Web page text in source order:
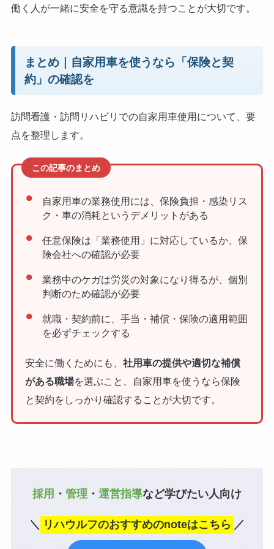
働く人が一緒に安全を守る意識を持つことが大切です。
まとめ｜自家用車を使うなら「保険と契
約」の確認を
訪問看護・訪問リハビリでの自家用車使用について、要
点を整理します。
この記事のまとめ
自家用車の業務使用には、保険負担・感染リス
ク・車の消耗というデメリットがある
任意保険は「業務使用」に対応しているか、保
険会社への確認が必要
業務中のケガは労災の対象になり得るが、個別
判断のため確認が必要
就職・契約前に、手当・補償・保険の適用範囲
を必ずチェックする
安全に働くためにも、社用車の提供や適切な補償
がある職場を選ぶこと、自家用車を使うなら保険
と契約をしっかり確認することが大切です。
採用 ・ 管理 ・ 運営指導など学びたい人向け
＼ リハウルフのおすすめのnoteはこちら ／